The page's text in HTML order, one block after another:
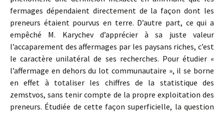
fermages dépendaient directement de la façon dont les
preneurs étaient pourvus en terre. D’autre part, ce qui a
empêché M. Karychev d’apprécier à sa juste valeur
l’accaparement des affermages par les paysans riches, c’est
le caractère unilatéral de ses recherches. Pour étudier «
l’affermage en dehors du lot communautaire », il se borne
en effet à totaliser les chiffres de la statistique des
zemstvos, sans tenir compte de la propre exploitation des
preneurs. Étudiée de cette façon superficielle, la question